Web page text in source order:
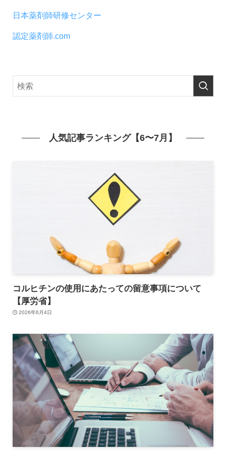
日本薬剤師研修センター
認定薬剤師.com
人気記事ランキング【6〜7月】
コルヒチンの使用にあたっての留意事項について
【厚労省】
2026年6月4日